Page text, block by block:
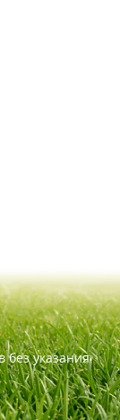
без указания